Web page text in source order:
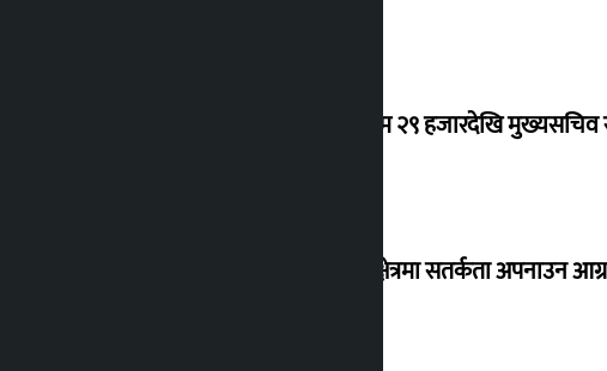
कर्मचारीको नयाँ तलबमान स्वीकृत : न्यूनतम २९ हजारदेखि
३० जिल्लामा बाढीको जोखिम, नदी तटीय क्षेत्रमा सतर्कता अपनाउन